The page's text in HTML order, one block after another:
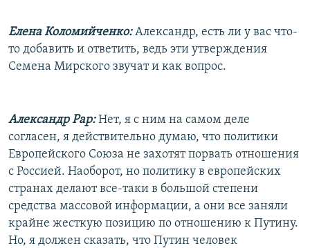
Елена Коломийченко:Александр, есть ли у вас что-
то добавить и ответить, ведь эти утверждения
Семена Мирского звучат и как вопрос.
Александр Рар:Нет, я с ним на самом деле
согласен, я действительно думаю, что политики
Европейского Союза не захотят порвать отношения
с Россией. Наоборот, но политику в европейских
странах делают все-таки в большой степени
средства массовой информации, а они все заняли
крайне жесткую позицию по отношению к Путину.
Но, я должен сказать, что Путин человек